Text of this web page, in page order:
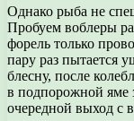
Однако рыба не
Пробуем воблеры
форель только
пару раз пытается
блесну, после
в подпорожной яме
очередной выход с